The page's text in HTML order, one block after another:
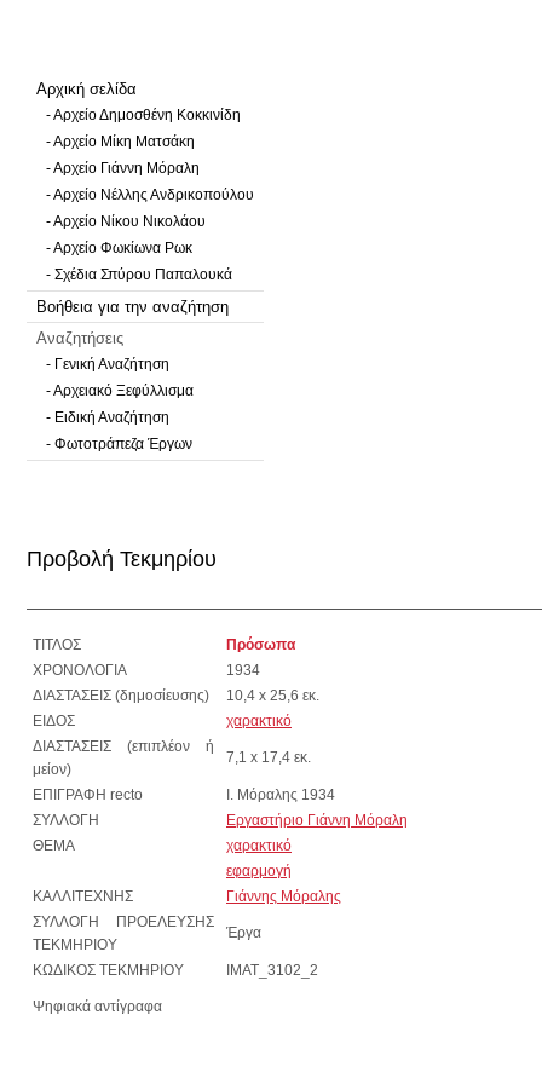
Αρχική σελίδα
- Αρχείο Δημοσθένη Κοκκινίδη
- Αρχείο Μίκη Ματσάκη
- Αρχείο Γιάννη Μόραλη
- Αρχείο Νέλλης Ανδρικοπούλου
- Αρχείο Νίκου Νικολάου
- Αρχείο Φωκίωνα Ρωκ
- Σχέδια Σπύρου Παπαλουκά
Βοήθεια για την αναζήτηση
Αναζητήσεις
- Γενική Αναζήτηση
- Αρχειακό Ξεφύλλισμα
- Ειδική Αναζήτηση
- Φωτοτράπεζα Έργων
Προβολή Τεκμηρίου
ΤΙΤΛΟΣ
Πρόσωπα
ΧΡΟΝΟΛΟΓΙΑ
1934
ΔΙΑΣΤΑΣΕΙΣ (δημοσίευσης)
10,4 x 25,6 εκ.
ΕΙΔΟΣ
χαρακτικό
ΔΙΑΣΤΑΣΕΙΣ (επιπλέον ή
μείον)
7,1 x 17,4 εκ.
ΕΠΙΓΡΑΦΗ recto
Ι. Μόραλης 1934
ΣΥΛΛΟΓΗ
Εργαστήριο Γιάννη Μόραλη
ΘΕΜΑ
χαρακτικό
εφαρμογή
ΚΑΛΛΙΤΕΧΝΗΣ
Γιάννης Μόραλης
ΣΥΛΛΟΓΗ ΠΡΟΕΛΕΥΣΗΣ
ΤΕΚΜΗΡΙΟΥ
Έργα
ΚΩΔΙΚΟΣ ΤΕΚΜΗΡΙΟΥ IMAT_3102_2
Ψηφιακά αντίγραφα